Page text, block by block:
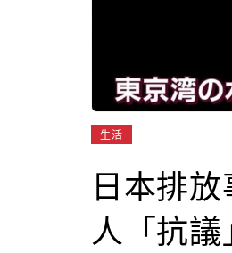
生活
日本排
人「抗議